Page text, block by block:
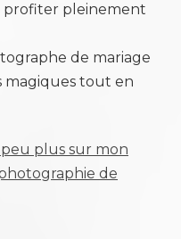
profiter pleinement
de mariage
magiques tout en
plus sur mon
de